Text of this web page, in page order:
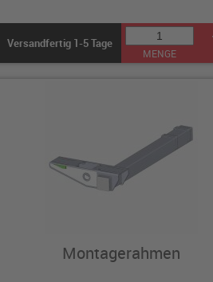
Versandfertig 1-5 Tage
MENGE
Montagerahmen